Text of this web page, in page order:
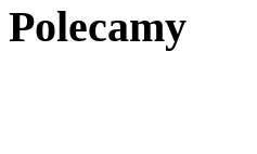
Polecamy